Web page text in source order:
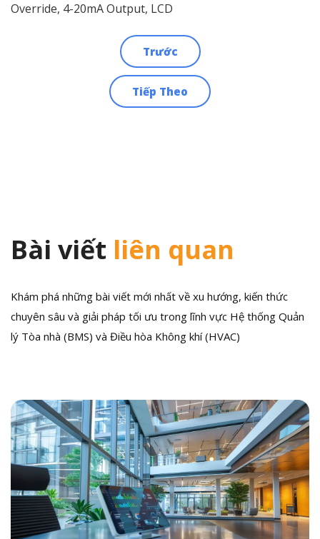
Override, 4-20mA Output, LCD
Trước
Tiếp Theo
Bài viết liên quan
Khám phá những bài viết mới nhất về xu hướng, kiến thức
chuyên sâu và giải pháp tối ưu trong lĩnh vực Hệ thống Quản
lý Tòa nhà (BMS) và Điều hòa Không khí (HVAC)